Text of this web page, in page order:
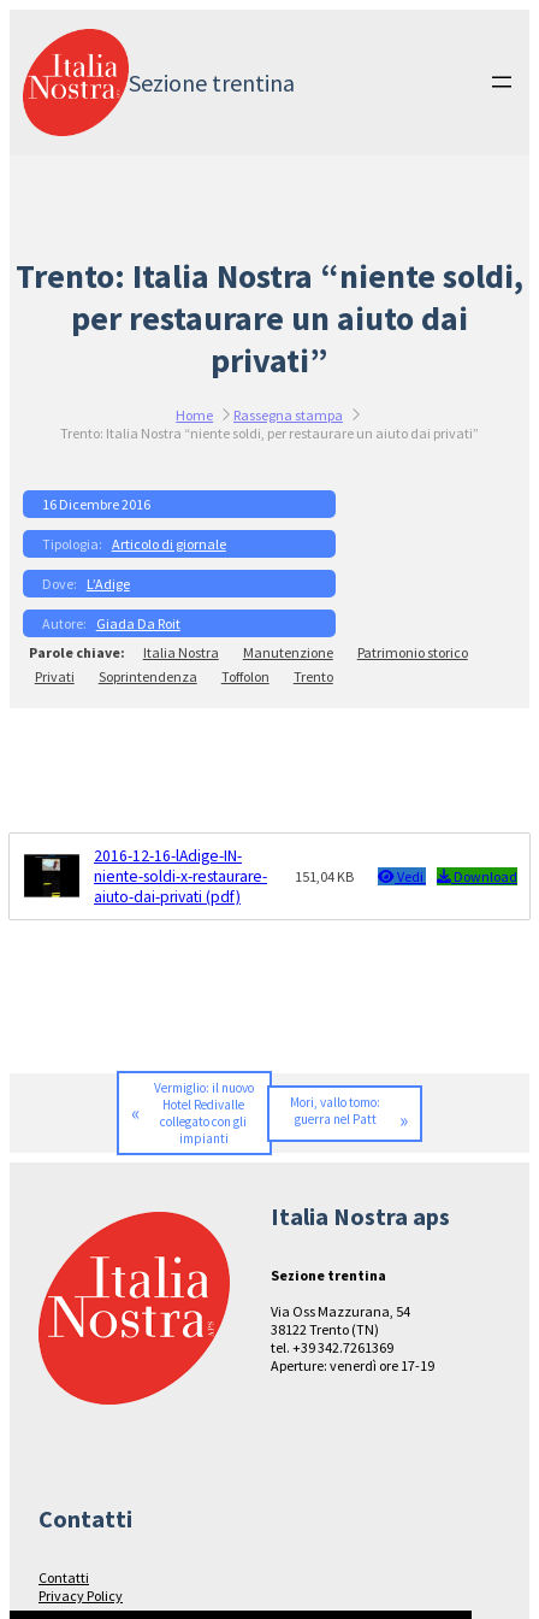
contenuto
Sezione trentina
Trento: Italia Nostra “niente soldi,
per restaurare un aiuto dai
privati”
Home
Rassegna stampa
Trento: Italia Nostra “niente soldi, per restaurare un aiuto dai privati”
16 Dicembre 2016
Articolo di giornale
L’Adige
Giada Da Roit
Italia Nostra
Manutenzione
Patrimonio storico
Privati
Soprintendenza Toffolon Trento
2016-12-16-lAdige-IN-
niente-soldi-x-restaurare-
aiuto-dai-privati (pdf)
151,04 KB Vedi Download
«
Vermiglio: il nuovo
Hotel Redivalle
collegato con gli
impianti
Mori, vallo tomo:
guerra nel Patt
»
Italia Nostra aps
Sezione trentina
Via Oss Mazzurana, 54
38122 Trento (TN)
tel. +39 342.7261369
Aperture: venerdì ore 17-19
Contatti
Contatti
Privacy Policy